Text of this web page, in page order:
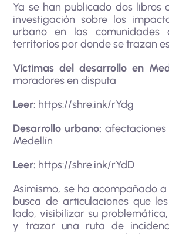
Ya se han publicado dos libros
investigación sobre los
urbano en las comunidades
territorios por donde se trazan
Víctimas del desarrollo en
moradores en disputa
Leer: https://shre.ink/rYdg
Desarrollo urbano:
Medellín
Leer: https://shre.ink/rYdD
Asimismo, se ha acompañado
busca de articulaciones que
lado, visibilizar su
y trazar una ruta de